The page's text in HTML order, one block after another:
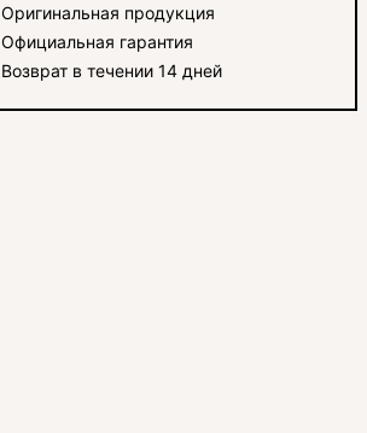
Оригинальная продукция
Официальная гарантия
Возврат в течении 14 дней